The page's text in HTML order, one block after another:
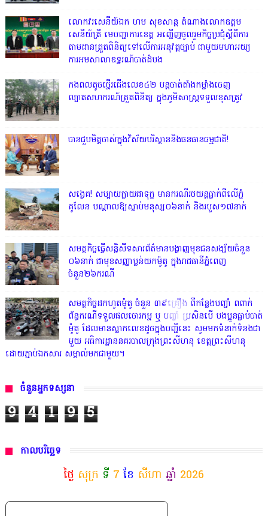
លោក​វរសេនីយ៍ឯក​ ហម​ សុខសាន្ត តំណាង​លោកឧត្តម
សេនីយ៍ត្រី មេបញ្ជាការ​ខេត្ត អញ្ជេីញចូលរួមកិច្ចប្រជុំស្ដីពីការ
តាមដានត្រួតពិនិត្យទៅលេីការអនុវត្តច្បាប់​ ជាមួយមហាអយ្យ
ការអមសាលាឧទ្ឋរណ៍បាត់ដំបង
កងពលតូចថ្មើរជើងលេខ៤២ បន្តចាត់តាំងកម្លាំងចេញ
ល្បាតសហករណ៍ត្រួតពិនិត្យ ក្នុងភូមិសាស្រ្តទទួលខុសត្រូវ
បានជួបមិត្តចាស់ក្នុងវិស័យបរិស្ថាននិងធនធានធម្មជាតិ!
សង្វេគ! សប្បាយក្លាយជាទុក្ខ មានករណីរថយន្តធ្លាក់ពីលើភ្នំ
គូលែន បណ្ដាលឱ្យស្លាប់មនុស្ស០៦នាក់ និងរបួស១៧នាក់
សមត្ថកិច្ចធ្វើសន្និសីទសារព័ត៌មានបង្ហាញមុខជនសង្ស័យចំនួន
០៦នាក់ ជាមុខសញ្ញាប្លន់យកម៉ូតូ ក្នុងរាជធានីភ្នំពេញ
ចំនួន២៦ករណី
សមត្ថកិច្ចដកហូតម៉ូតូ ចំនួន ៣៩គ្រឿង ពីកន្លែងបញ្ជាំ ពពាក់
ព័ន្ធករណីទទួលផលចោរកម្ម ឬ បញ្ចាំ ប្រសិនបើ បងប្អូនធ្លាប់បាត់
ម៉ូតូ ដែលមានស្លាកលេខដូចក្នុងបញ្ជីនេះ សូមមកទំនាក់ទំនងជា
មួយ អធិការដ្ឋាននគរបាលក្រុងព្រះសីហនុ ខេត្តព្រះសីហនុ
ដោយភ្ជាប់ឯកសារ សម្គាល់មកជាមួយ។
ចំនួនអ្នកទស្សនា
9 4 1 9 5
កាលបរិច្ឆេទ
ថ្ងៃ សុក្រ ទី 7 ខែ សីហា ឆ្នាំ 2026